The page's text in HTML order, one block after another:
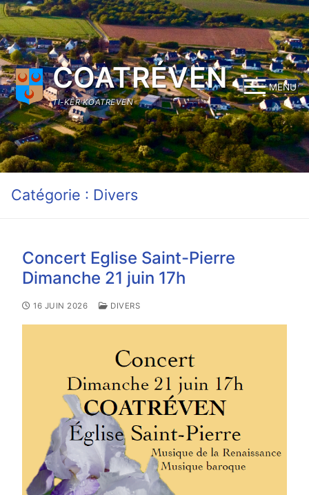
Aller
au
contenu
COATRÉVEN
TI-KÊR KOATREVEN
MENU
Catégorie : Divers
Concert Eglise Saint-Pierre
Dimanche 21 juin 17h
16 JUIN 2026 DIVERS